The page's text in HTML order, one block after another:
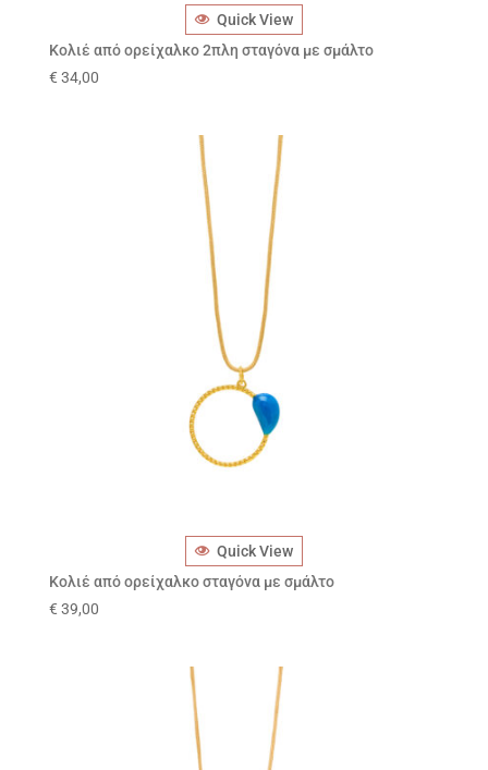
Quick View
Κολιέ από ορείχαλκο 2πλη σταγόνα με σμάλτο
€ 34,00
Quick View
Κολιέ από ορείχαλκο σταγόνα με σμάλτο
€ 39,00